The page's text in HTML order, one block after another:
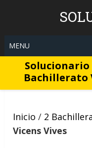
MENU
Solucionario
Bachillerato
Inicio / 2
Vicens Vives